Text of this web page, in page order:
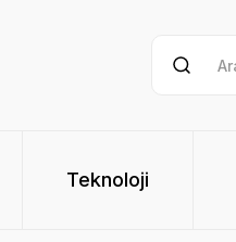
Teknoloji